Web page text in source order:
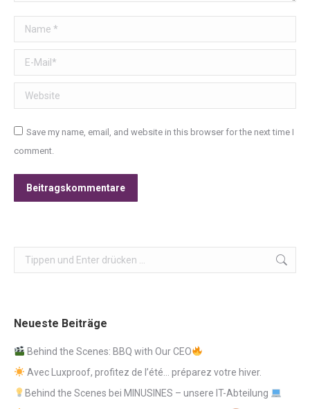
Name *
E-Mail *
Website
Save my name, email, and website in this browser for the next time I
comment.
Beitragskommentare
Search:
Neueste Beiträge
Behind the Scenes: BBQ with Our CEO
Avec Luxproof, profitez de l’été… préparez votre hiver.
Behind the Scenes bei MINUSINES – unsere IT-Abteilung